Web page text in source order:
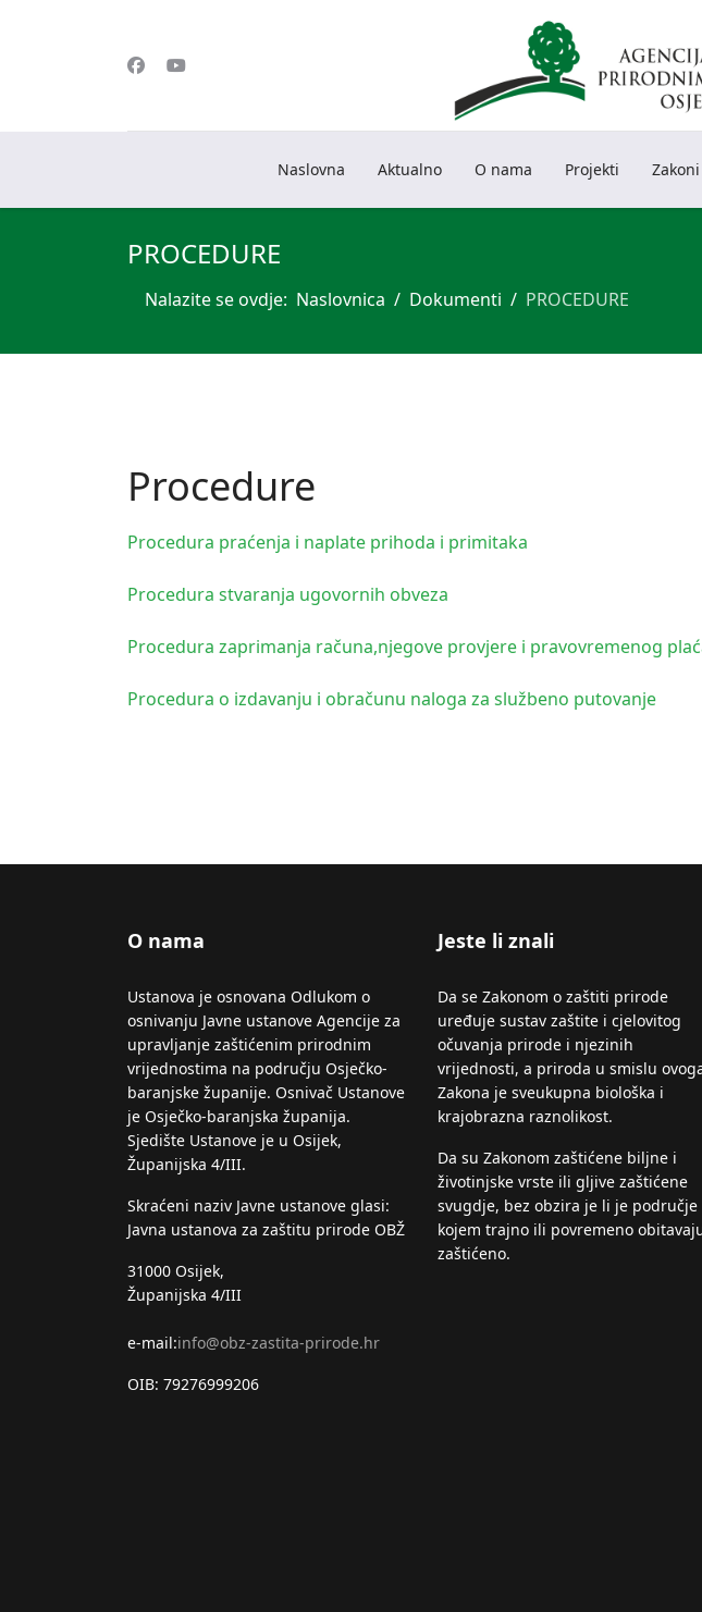
Naslovna Aktualno O nama Projekti
PROCEDURE
Nalazite se ovdje: Naslovnica Dokumenti PROCEDURE
Procedure
Procedura praćenja i naplate prihoda i primitaka
Procedura stvaranja ugovornih obveza
Procedura zaprimanja računa,njegove provjere i pravovremenog
Procedura o izdavanju i obračunu naloga za službeno putovanje
O nama
Ustanova je osnovana Odlukom o
osnivanju Javne ustanove Agencije za
upravljanje zaštićenim prirodnim
vrijednostima na području Osječko-
baranjske županije. Osnivač Ustanove
je Osječko-baranjska županija.
Sjedište Ustanove je u Osijek,
Županijska 4/III.
Skraćeni naziv Javne ustanove glasi:
Javna ustanova za zaštitu prirode OBŽ
31000 Osijek,
Županijska 4/III
e-mail:info@obz-zastita-prirode.hr
OIB: 79276999206
Jeste li znali
Da se Zakonom o zaštiti prirode
uređuje sustav zaštite i cjelovitog
očuvanja prirode i njezinih
vrijednosti, a priroda u smislu
Zakona je sveukupna biološka i
krajobrazna raznolikost.
Da su Zakonom zaštićene biljne i
životinjske vrste ili gljive zaštićene
svugdje, bez obzira je li je područje
kojem trajno ili povremeno
zaštićeno.